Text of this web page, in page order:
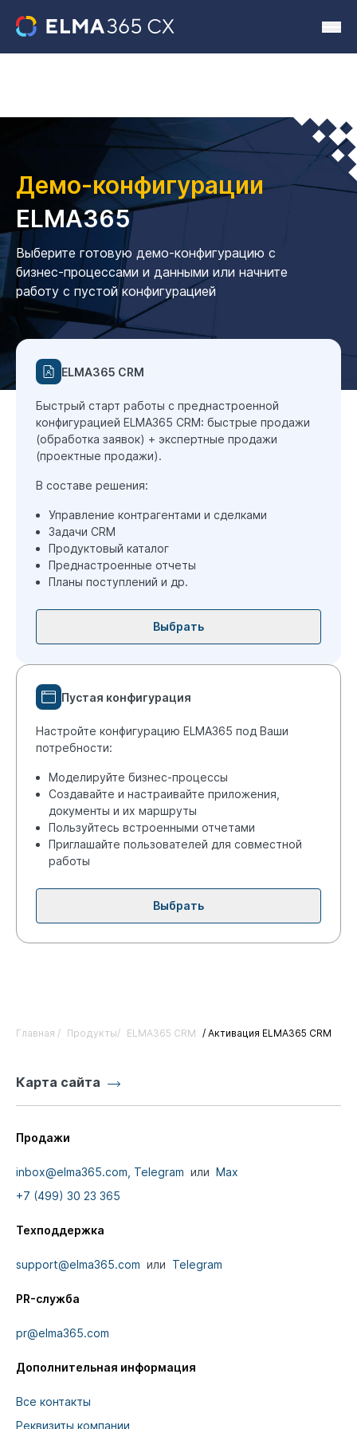
Демо-конфигурации
ELMA365
Выберите готовую демо-конфигурацию с
бизнес-процессами и данными или начните
работу с пустой конфигурацией
ELMA365 CRM
Быстрый старт работы с преднастроенной
конфигурацией ELMA365 CRM: быстрые продажи
(обработка заявок) + экспертные продажи
(проектные продажи).
В составе решения:
Управление контрагентами и сделками
Задачи CRM
Продуктовый каталог
Преднастроенные отчеты
Планы поступлений и др.
Выбрать
Пустая конфигурация
Настройте конфигурацию ELMA365 под Ваши
потребности:
Моделируйте бизнес-процессы
Создавайте и настраивайте приложения,
документы и их маршруты
Пользуйтесь встроенными отчетами
Приглашайте пользователей для совместной
работы
Выбрать
Главная / Продукты/ ELMA365 CRM / Активация ELMA365 CRM
Карта сайта
Продажи
inbox@elma365.com, Telegram или Max
+7 (499) 30 23 365
Техподдержка
support@elma365.com или Telegram
PR-служба
pr@elma365.com
Дополнительная информация
Все контакты
Реквизиты компании